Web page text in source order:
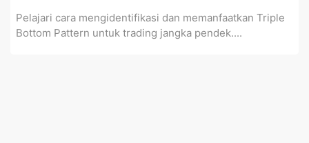
Pelajari cara mengidentifikasi dan memanfaatkan Triple
Bottom Pattern untuk trading jangka pendek....